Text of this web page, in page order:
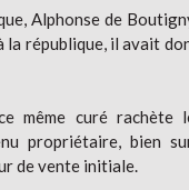
Alphonse de
la république, il avait
même curé rachète
propriétaire, bien
de vente initiale.